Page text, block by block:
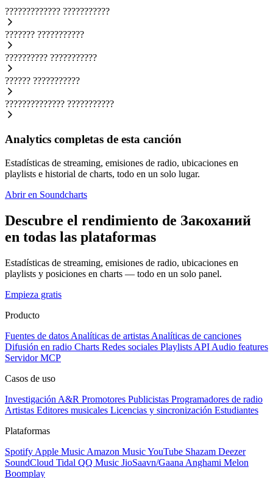
????????????? ???????????
??????? ???????????
?????????? ???????????
?????? ???????????
?????????????? ???????????
Analytics completas de esta canción
Estadísticas de streaming, emisiones de radio, ubicaciones en
playlists e historial de charts, todo en un solo lugar.
Abrir en Soundcharts
Descubre el rendimiento de Закоханий
en todas las plataformas
Estadísticas de streaming, emisiones de radio, ubicaciones en
playlists y posiciones en charts — todo en un solo panel.
Empieza gratis
Producto
Fuentes de datos Analíticas de artistas Analíticas de canciones
Difusión en radio Charts Redes sociales Playlists API Audio features
Servidor MCP
Casos de uso
Investigación A&R Promotores Publicistas Programadores de radio
Artistas Editores musicales Licencias y sincronización Estudiantes
Plataformas
Spotify Apple Music Amazon MusicYouTube Shazam Deezer
SoundCloud Tidal QQ Music JioSaavn/Gaana Anghami Melon
Boomplay